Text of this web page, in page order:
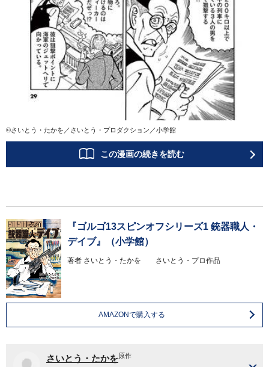
©さいとう・たかを／さいとう・プロダクション／小学館
この漫画の続きを読む
『ゴルゴ13スピンオフシリーズ1 銃器職人・
デイブ』（小学館）
著者 さいとう・たかを さいとう・プロ作品
AMAZONで購入する
さいとう・たかを原作